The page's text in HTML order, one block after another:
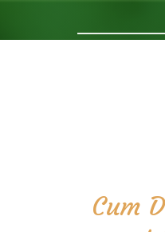
Cum